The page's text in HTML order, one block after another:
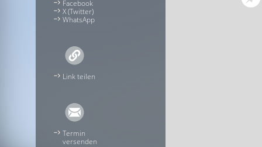
Facebook
X (Twitter)
WhatsApp
Link teilen
Termin
versenden